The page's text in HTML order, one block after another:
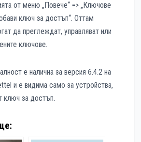
от меню „Повече“ => „Ключове
ключ за достъп“. Оттам
да преглеждат, управляват или
ключове.
е налична за версия 6.4.2 на
и е видима само за устройства,
ключ за достъп.